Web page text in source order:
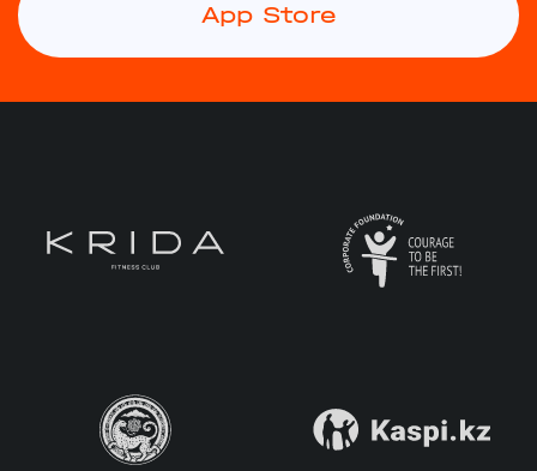
App Store